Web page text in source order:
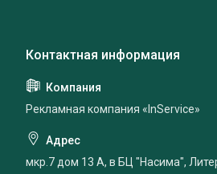
Рекламная компания «InService»
мкр.7 дом 13 А, в БЦ "Насима",